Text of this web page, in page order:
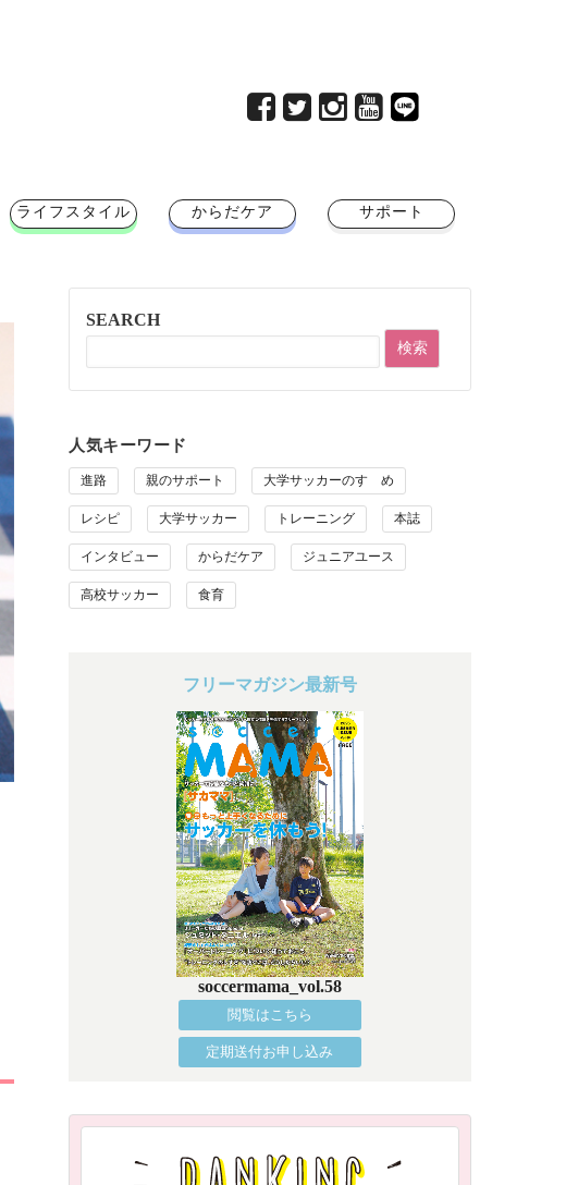
ライフスタイル からだケア サポート
SEARCH
人気キーワード
進路 親のサポート 大学サッカーのすゝめ
レシピ 大学サッカー トレーニング 本誌
インタビュー からだケア ジュニアユース
高校サッカー 食育
フリーマガジン最新号
soccermama_vol.58
閲覧はこちら
定期送付お申し込み